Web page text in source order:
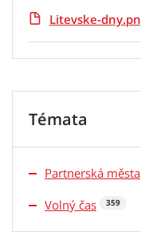
Litevske-
Témata
Partnerská města
Volný čas 359